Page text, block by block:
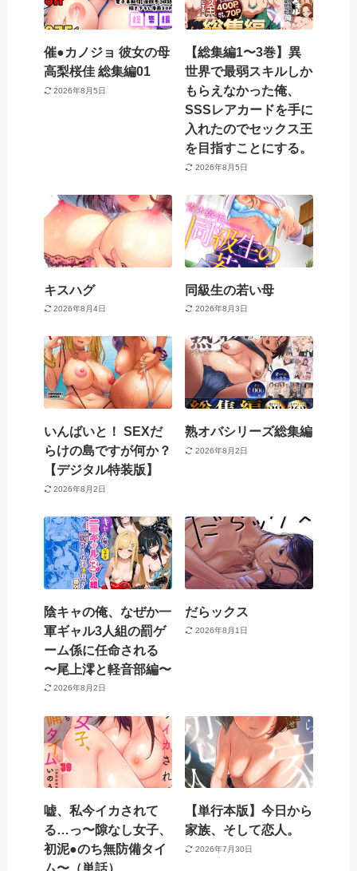
催●カノジョ 彼女の母
高梨桜佳 総集編01
2026年8月5日
【総集編1〜3巻】異
世界で最弱スキルしか
もらえなかった俺、
SSSレアカードを手に
入れたのでセックス王
を目指すことにする。
2026年8月5日
キスハグ
2026年8月4日
同級生の若い母
2026年8月3日
いんばいと！ SEXだ
らけの島ですが何か？
【デジタル特装版】
2026年8月2日
熟オバシリーズ総集編
2026年8月2日
陰キャの俺、なぜか一
軍ギャル3人組の罰ゲ
ーム係に任命される
〜尾上澪と軽音部編〜
2026年8月2日
だらックス
2026年8月1日
嘘、私今イカされて
る…っ〜隙なし女子、
初泥●のち無防備タイ
ム〜（単話）
【単行本版】今日から
家族、そして恋人。
2026年7月30日